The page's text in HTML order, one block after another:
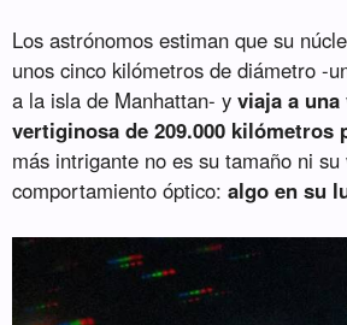
Los astrónomos estiman que su
unos cinco kilómetros de diámetro -
a la isla de Manhattan- yviaja a
vertiginosa de 209.000 kilómetros
más intrigante no es su tamaño ni
comportamiento óptico:algo en su